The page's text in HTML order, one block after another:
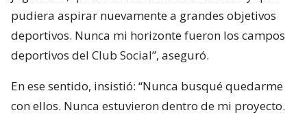
pudiera aspirar nuevamente a grandes objetivos
deportivos. Nunca mi horizonte fueron los campos
deportivos del Club Social”, aseguró.
En ese sentido, insistió: “Nunca busqué quedarme
con ellos. Nunca estuvieron dentro de mi proyecto.